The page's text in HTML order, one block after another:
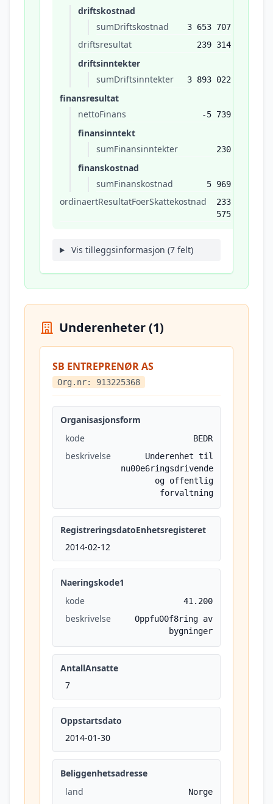
driftskostnad
sumDriftskostnad
3 653 707
driftsresultat 239 314
driftsinntekter
sumDriftsinntekter
3 893 022
finansresultat
nettoFinans
-5 739
finansinntekt
sumFinansinntekter
230
finanskostnad
sumFinanskostnad
5 969
ordinaertResultatFoerSkattekostnad
233
575
Vis tilleggsinformasjon (7 felt)
Underenheter (1)
SB ENTREPRENØR AS
Org.nr: 913225368
Organisasjonsform
kode
BEDR
beskrivelse
Underenhet til
nu00e6ringsdrivende
og offentlig
forvaltning
RegistreringsdatoEnhetsregisteret
2014-02-12
Naeringskode1
kode
41.200
beskrivelse
Oppfu00f8ring av
bygninger
AntallAnsatte
7
Oppstartsdato
2014-01-30
Beliggenhetsadresse
land
Norge